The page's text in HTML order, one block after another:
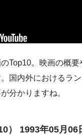
Top10。映画の概
国内外におけるラ
分かりますね。
1993年05月06